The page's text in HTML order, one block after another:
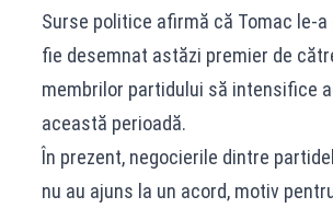
Surse politice afirmă că Tomac le-
fie desemnat astăzi premier de
membrilor partidului să intensifice
această perioadă.
În prezent, negocierile dintre
nu au ajuns la un acord, motiv